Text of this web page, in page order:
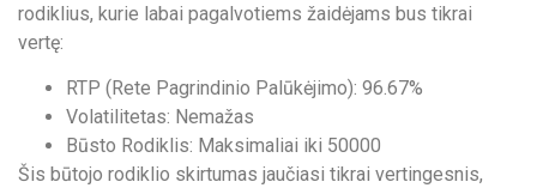
rodiklius, kurie labai pagalvotiems žaidėjams bus tikrai
vertę:
RTP (Rete Pagrindinio Palūkėjimo): 96.67%
Volatilitetas: Nemažas
Būsto Rodiklis: Maksimaliai iki 50000
Šis būtojo rodiklio skirtumas jaučiasi tikrai vertingesnis,